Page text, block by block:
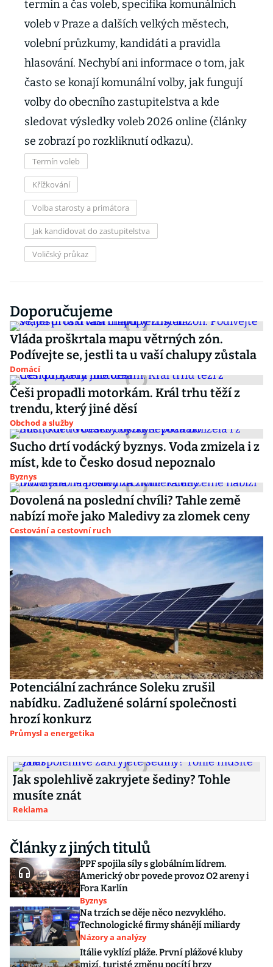
termín a čas voleb, specifika komunálních
voleb v Praze a dalších velkých městech,
volební průzkumy, kandidáti a pravidla
hlasování. Nechybí ani informace o tom, jak
často se konají komunální volby, jak fungují
volby do obecního zastupitelstva a kde
sledovat výsledky voleb 2026 online (články
se zobrazí po rozkliknutí odkazu).
Termín voleb
Křížkování
Volba starosty a primátora
Jak kandidovat do zastupitelstva
Voličský průkaz
Doporučujeme
Vláda proškrtala mapu větrných zón.
Podívejte se, jestli ta u vaší chalupy zůstala
Domácí
Češi propadli motorkám. Král trhu těží z
trendu, který jiné děsí
Obchod a služby
Sucho drtí vodácký byznys. Voda zmizela i z
míst, kde to Česko dosud nepoznalo
Byznys
Dovolená na poslední chvíli? Tahle země
nabízí moře jako Maledivy za zlomek ceny
Cestování a cestovní ruch
Potenciální zachránce Soleku zrušil
nabídku. Zadlužené solární společnosti
hrozí konkurz
Průmysl a energetika
Jak spolehlivě zakryjete šediny? Tohle
musíte znát
Reklama
Články z jiných titulů
PPF spojila síly s globálním lídrem.
Americký obr povede provoz O2 areny i
Fora Karlín
Byznys
Na trzích se děje něco nezvyklého.
Technologické firmy shánějí miliardy
Názory a analýzy
Itálie vyklízí pláže. První plážové kluby
mizí, turisté změnu pocítí brzy